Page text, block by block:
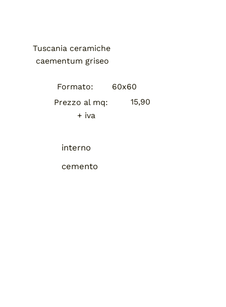
Tuscania ceramiche
caementum griseo
Formato:
60x60
Prezzo al mq:
15,90
+ iva
interno
cemento